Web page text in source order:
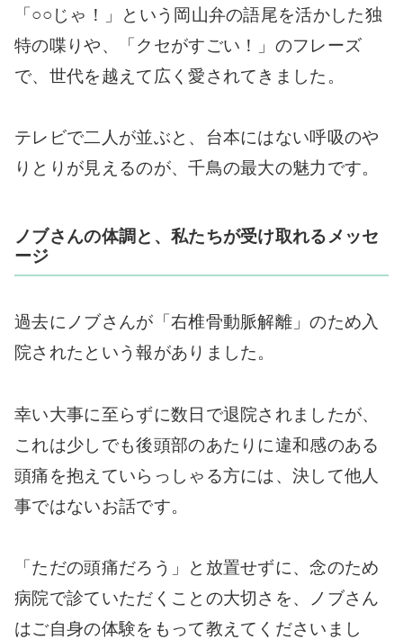
「○○じゃ！」という岡山弁の語尾を活かした独
特の喋りや、「クセがすごい！」のフレーズ
で、世代を越えて広く愛されてきました。
テレビで二人が並ぶと、台本にはない呼吸のや
りとりが見えるのが、千鳥の最大の魅力です。
ノブさんの体調と、私たちが受け取れるメッセ
ージ
過去にノブさんが「右椎骨動脈解離」のため入
院されたという報がありました。
幸い大事に至らずに数日で退院されましたが、
これは少しでも後頭部のあたりに違和感のある
頭痛を抱えていらっしゃる方には、決して他人
事ではないお話です。
「ただの頭痛だろう」と放置せずに、念のため
病院で診ていただくことの大切さを、ノブさん
はご自身の体験をもって教えてくださいまし